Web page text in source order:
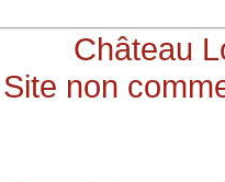
Château
Site non